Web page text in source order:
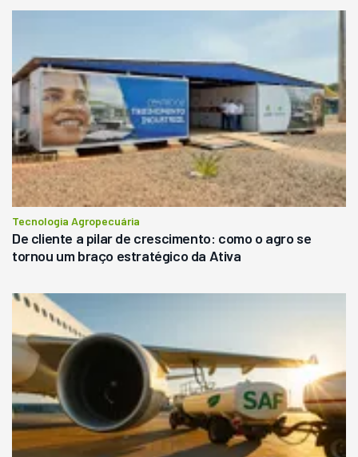
Tecnologia Agropecuária
De cliente a pilar de crescimento: como o agro se
tornou um braço estratégico da Ativa